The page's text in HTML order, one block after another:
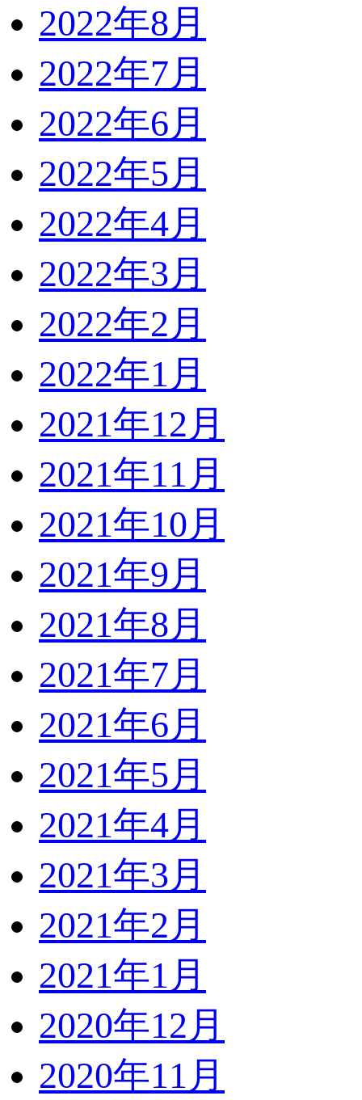
2022年8月
2022年7月
2022年6月
2022年5月
2022年4月
2022年3月
2022年2月
2022年1月
2021年12月
2021年11月
2021年10月
2021年9月
2021年8月
2021年7月
2021年6月
2021年5月
2021年4月
2021年3月
2021年2月
2021年1月
2020年12月
2020年11月